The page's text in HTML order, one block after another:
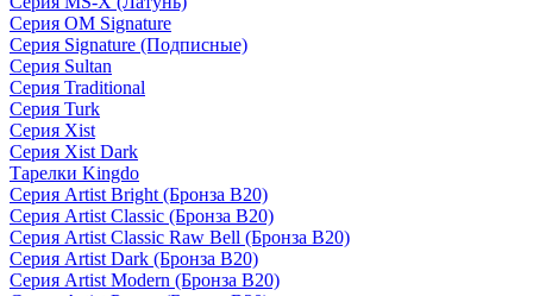
Серия OM Signature
Серия Signature (Подписные)
Серия Sultan
Серия Traditional
Серия Turk
Серия Xist
Серия Xist Dark
Тарелки Kingdo
Серия Artist Bright (Бронза B20)
Серия Artist Classic (Бронза B20)
Серия Artist Classic Raw Bell (Бронза B20)
Серия Artist Dark (Бронза B20)
Серия Artist Modern (Бронза B20)